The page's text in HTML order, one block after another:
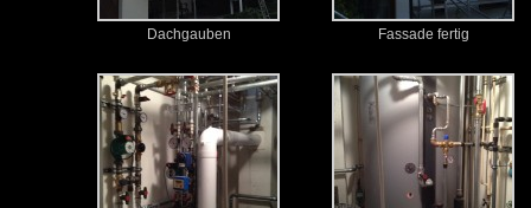
Dachgauben Fassade fertig